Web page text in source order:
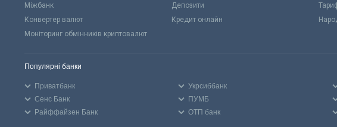
Міжбанк
Депозити
Конвертер валют
Кредит онлайн
Моніторинг обмінників криптовалют
Популярні банки
Приватбанк Укрсиббанк
Сенс Банк
ПУМБ
Райффайзен Банк
ОТП банк